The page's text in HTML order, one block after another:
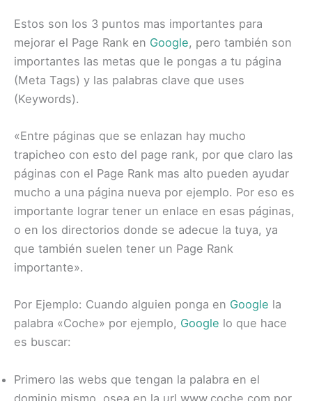
Estos son los 3 puntos mas importantes para
mejorar el Page Rank en Google, pero también son
importantes las metas que le pongas a tu página
(Meta Tags) y las palabras clave que uses
(Keywords).
«Entre páginas que se enlazan hay mucho
trapicheo con esto del page rank, por que claro las
páginas con el Page Rank mas alto pueden ayudar
mucho a una página nueva por ejemplo. Por eso es
importante lograr tener un enlace en esas páginas,
o en los directorios donde se adecue la tuya, ya
que también suelen tener un Page Rank
importante».
Por Ejemplo: Cuando alguien ponga en Google la
palabra «Coche» por ejemplo, Google lo que hace
es buscar:
Primero las webs que tengan la palabra en el
dominio mismo, osea en la url www.coche.com por